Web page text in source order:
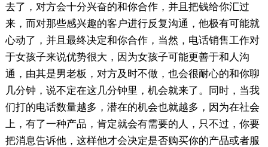
去了，对方会十分兴奋的和你合作，并且把钱给你汇过
来，而对那些感兴趣的客户进行反复沟通，他极有可能就
心动了，并且最终决定和你合作，当然，电话销售工作对
于女孩子来说优势很大，因为女孩子可能更善于和人沟
通，由其是男老板，对方及时不做，也会很耐心的和你聊
几分钟，说不定在这几分钟里，机会就来了。同时，当我
们打的电话数量越多，潜在的机会也就越多，因为在社会
上，有了一种产品，肯定就会有需要的人，只不过，你要
把消息告诉他，这样他才会决定是否购买你的产品或者服